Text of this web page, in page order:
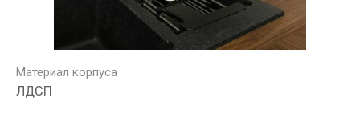
Материал корпуса
ЛДСП